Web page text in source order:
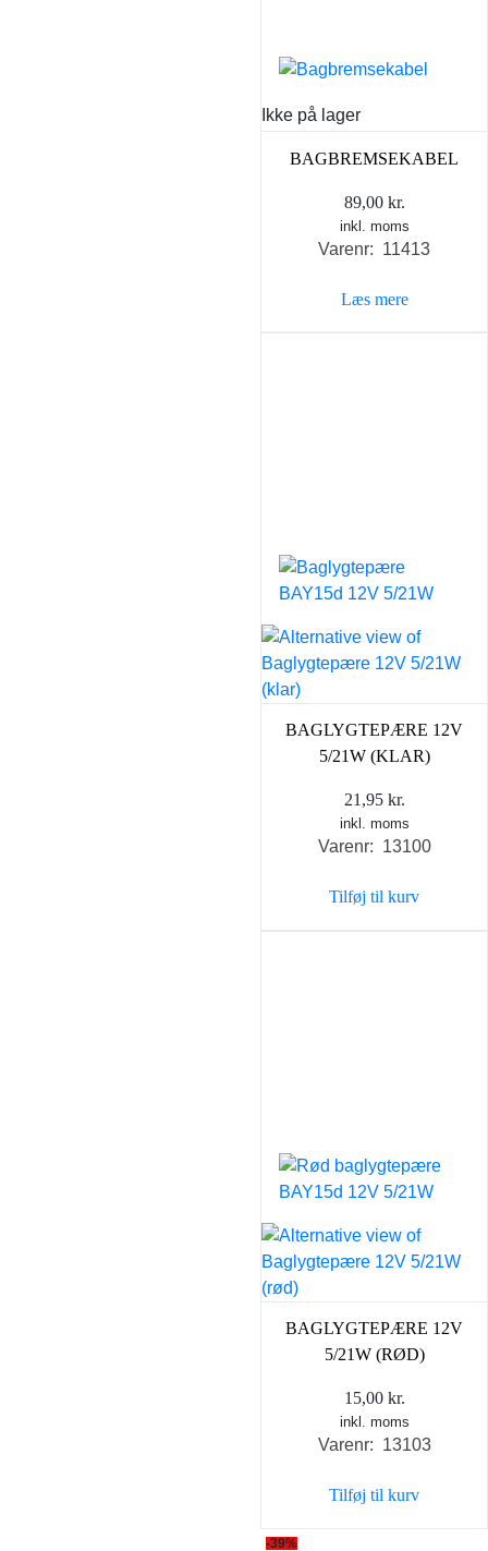
Ikke på lager
BAGBREMSEKABEL
89,00 kr.
inkl. moms
Varenr: 11413
Læs mere
BAGLYGTEPÆRE 12V
5/21W (KLAR)
21,95 kr.
inkl. moms
Varenr: 13100
Tilføj til kurv
BAGLYGTEPÆRE 12V
5/21W (RØD)
15,00 kr.
inkl. moms
Varenr: 13103
Tilføj til kurv
-39%